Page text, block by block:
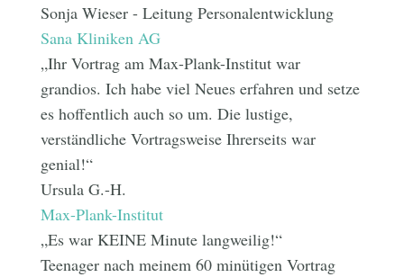
Sonja Wieser - Leitung Personalentwicklung
Sana Kliniken AG
„Ihr Vortrag am Max-Plank-Institut war
grandios. Ich habe viel Neues erfahren und setze
es hoffentlich auch so um. Die lustige,
verständliche Vortragsweise Ihrerseits war
genial!“
Ursula G.-H.
Max-Plank-Institut
„Es war KEINE Minute langweilig!“
Teenager nach meinem 60 minütigen Vortrag